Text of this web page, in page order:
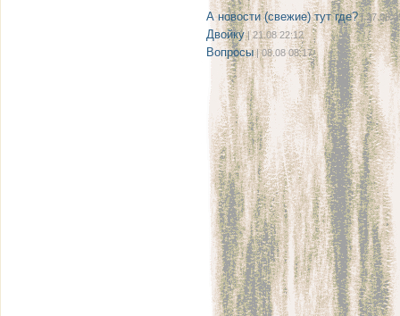
А новости (свежие) тут где?| 27.08
Двойку| 21.08 22:12
Вопросы| 08.08 08:17